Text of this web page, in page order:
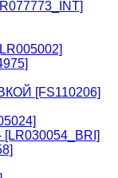
[FS110206]